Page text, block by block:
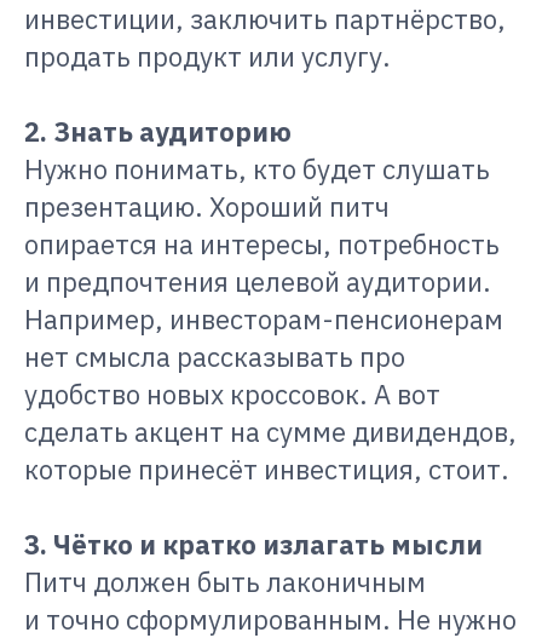
инвестиции, заключить партнёрство,
продать продукт или услугу.
2. Знать аудиторию
Нужно понимать, кто будет слушать
презентацию. Хороший питч
опирается на интересы, потребность
и предпочтения целевой аудитории.
Например, инвесторам-пенсионерам
нет смысла рассказывать про
удобство новых кроссовок. А вот
сделать акцент на сумме дивидендов,
которые принесёт инвестиция, стоит.
3. Чётко и кратко излагать мысли
Питч должен быть лаконичным
и точно сформулированным. Не нужно